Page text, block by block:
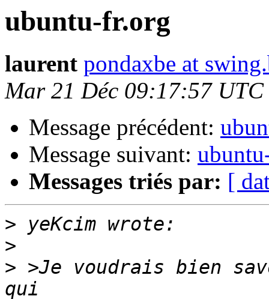
ubuntu-fr.org
laurent pondaxbe at
Mar 21 Déc 09:17:57 UTC
Message précédent:
Message suivant:
Messages triés par: [
>
>
> >Je voudrais bien